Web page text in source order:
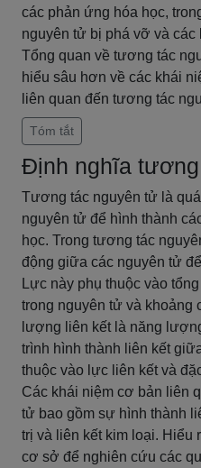
các phản ứng hóa học,
nguyên tử bị phá vỡ và
Tổng quan về tương tác
hiểu sâu hơn về các khái
liên quan đến tương tác
Tóm tắt
Định nghĩa
Tương tác nguyên tử là
nguyên tử để hình thành
học. Trong tương tác
động giữa các nguyên tử
Lực này phụ thuộc vào
trong nguyên tử và khoảng
lượng liên kết là năng
trình hình thành liên kết
thuộc vào lực liên kết và
Các khái niệm cơ bản liên
tử bao gồm sự hình thành
trị và liên kết kim loại. Hiểu
cơ sở để nghiên cứu các